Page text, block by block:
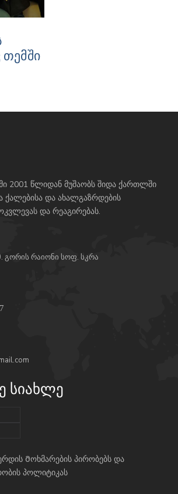
2001 წლიდან მუშაობს შიდა ქართლში
ქალებისა და ახალგაზრდების
და რეაგირებას.
გორის რაიონი სოფ. სკრა
სიახლე
Მოხმარების პირობებს და
პოლიტიკას